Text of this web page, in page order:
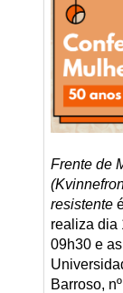
Frente de
resistente
realiza dia
09h30 e
Barroso,